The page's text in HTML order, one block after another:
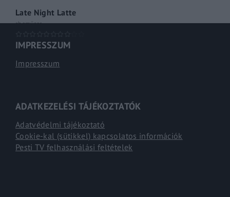
Late Night Latte
shoműsor
IMPRESSZUM
Impresszum
ADATKEZELÉSI TÁJÉKOZTATÓK
Adatvédelmi tájékoztató
Cookie-kal (sütikkel) kapcsolatos információk
Pesti TV felhasználási feltételek